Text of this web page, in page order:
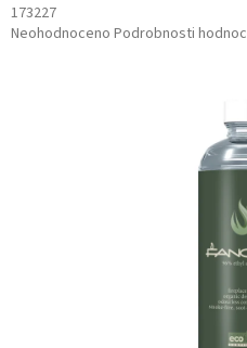
173227
Průměrné
Neohodnoceno Podrobnosti